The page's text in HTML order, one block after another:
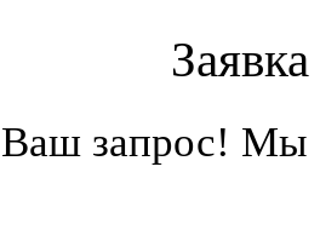
Ваш запрос!